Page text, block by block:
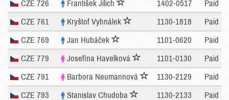
CZE 726 František Jilich 1402-0517 Paid
CZE 761 Kryštof Vyhnálek 1130-1818 Paid
CZE 769 Jan Hubáček 1101-0620 Paid
CZE 779 Josefína Havelková 1101-0130 Paid
CZE 791 Barbora Neumannová 1130-2129 Paid
CZE 793 Stanislav Chudoba 1130-2133 Paid